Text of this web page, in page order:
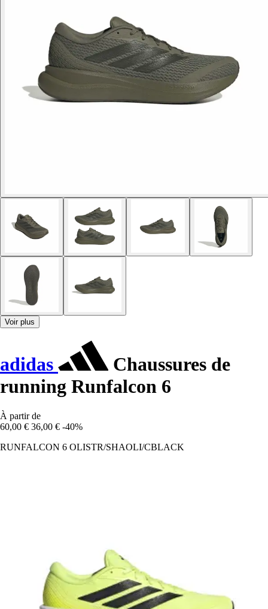
Voir plus
adidas
Chaussures de
running Runfalcon 6
À partir de
60,00 € 36,00 € -40%
RUNFALCON 6 OLISTR/SHAOLI/CBLACK